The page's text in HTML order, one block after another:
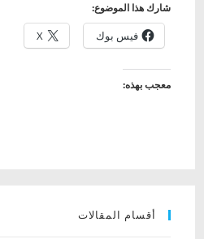
شارك هذا الموضوع:
فيس بوك X
معجب بهذه:
أقسام المقالات